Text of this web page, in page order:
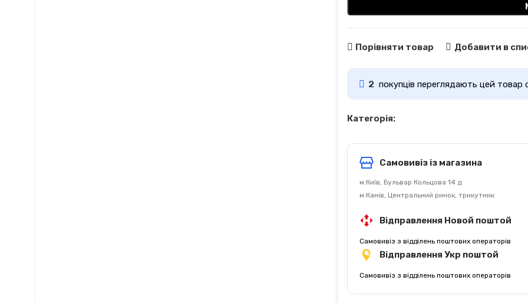
Порівняти товар Добавити в
2 покупців переглядають цей товар
Категорія:
Самовивіз із магазина
м.Київ, Бульвар Кольцова 14 д
м.Канів, Центральний ринок, трикутник
Відправлення Новой поштой
Самовивіз з відділень поштових операторів
Відправлення Укр поштой
Самовивіз з відділень поштових операторів